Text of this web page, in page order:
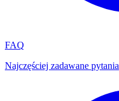
FAQ
Najczęściej zadawane pytania